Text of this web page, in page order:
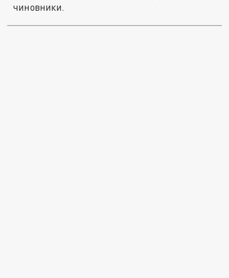
чиновники.